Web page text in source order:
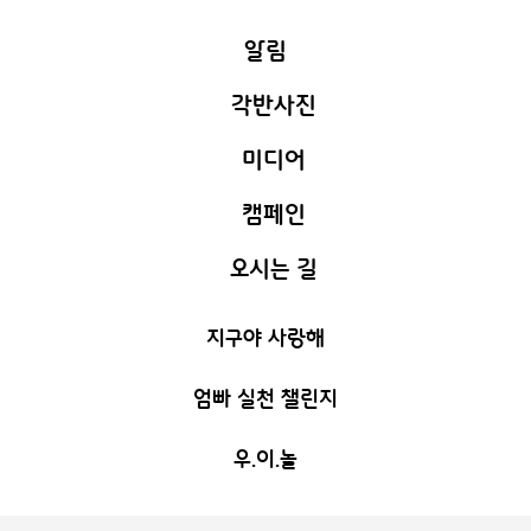
알림
안내사항
교실환경
식단표
각반사진
소망가득C
사랑가득C
기쁨가득
지혜가득C
창의가득C
누리가득C
미디어
새하늘 활동
우리들의 행사
부모멘토 정쑥쌤
캠페인
극복해요 코로나
지구야 사랑해
엄빠 실천 챌린지
우.이.놀
오시는 길
엄빠 실천 챌린지